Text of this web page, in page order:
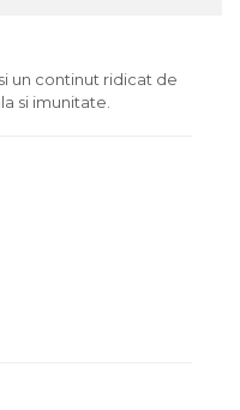
un continut ridicat de
si imunitate.